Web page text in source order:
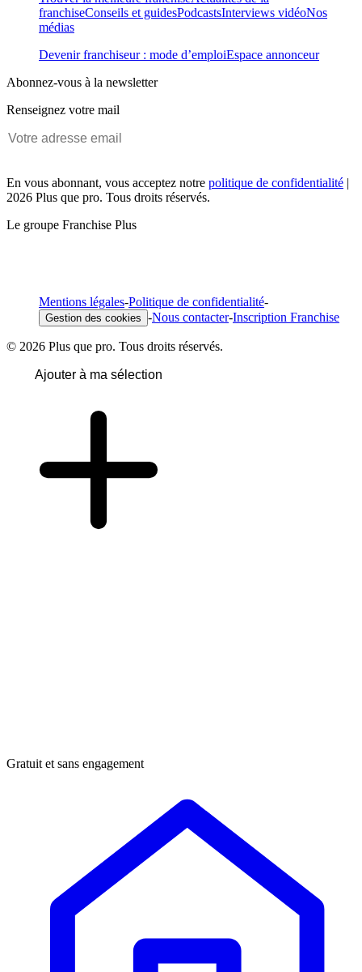
franchiseConseils et guidesPodcastsInterviews vidéoNos
médias
Devenir franchiseur : mode d’emploiEspace annonceur
Abonnez-vous à la newsletter
Renseignez votre mail
En vous abonnant, vous acceptez notre politique de confidentialité |
2026 Plus que pro. Tous droits réservés.
Le groupe Franchise Plus
Mentions légales-Politique de confidentialité-
Gestion des cookies -Nous contacter-Inscription Franchise
© 2026 Plus que pro. Tous droits réservés.
Ajouter à ma sélection
Gratuit et sans engagement